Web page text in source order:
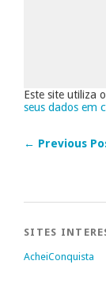
Este site utiliza
seus dados em
← Previous
SITES
AcheiConquista